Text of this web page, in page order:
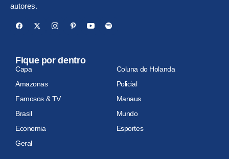
autores.
Fique por dentro
Capa
Coluna do Holanda
Amazonas
Policial
Famosos & TV
Manaus
Brasil
Mundo
Economia
Esportes
Geral